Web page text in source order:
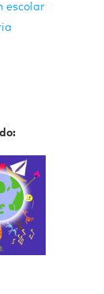
escolar